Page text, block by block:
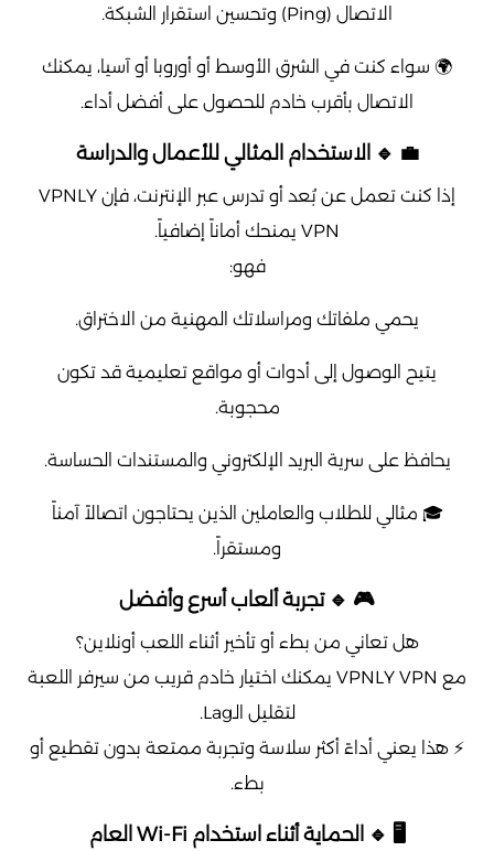
الاتصال (Ping) وتحسين استقرار الشبكة.
🌍 سواء كنت في الشرق الأوسط أو أوروبا أو آسيا، يمكنك
الاتصال بأقرب خادم للحصول على أفضل أداء.
💼 🔹 الاستخدام المثالي للأعمال والدراسة
إذا كنت تعمل عن بُعد أو تدرس عبر الإنترنت، فإن VPNLY
VPN يمنحك أماناً إضافياً.
فهو:
يحمي ملفاتك ومراسلاتك المهنية من الاختراق.
يتيح الوصول إلى أدوات أو مواقع تعليمية قد تكون
محجوبة.
يحافظ على سرية البريد الإلكتروني والمستندات الحساسة.
🎓 مثالي للطلاب والعاملين الذين يحتاجون اتصالاً آمناً
ومستقراً.
🎮 🔹 تجربة ألعاب أسرع وأفضل
هل تعاني من بطء أو تأخير أثناء اللعب أونلاين؟
مع VPNLY VPN يمكنك اختيار خادم قريب من سيرفر اللعبة
لتقليل الـLag.
⚡ هذا يعني أداءً أكثر سلاسة وتجربة ممتعة بدون تقطيع أو
بطء.
🖥️ 🔹 الحماية أثناء استخدام Wi-Fi العام